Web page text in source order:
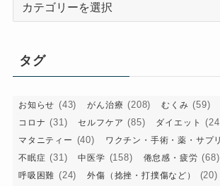
ー
タグ
お知らせ (43) がん治療 (208) むくみ (59)
コロナ (31) セルフケア (85) ダイエット
マタニティー (40) ワクチン・手術・薬・サプ
不眠症 (31) 中医学 (158) 倦怠感・疲労 (68)
呼吸困難 (24) 外傷（捻挫・打撲傷など） (20)